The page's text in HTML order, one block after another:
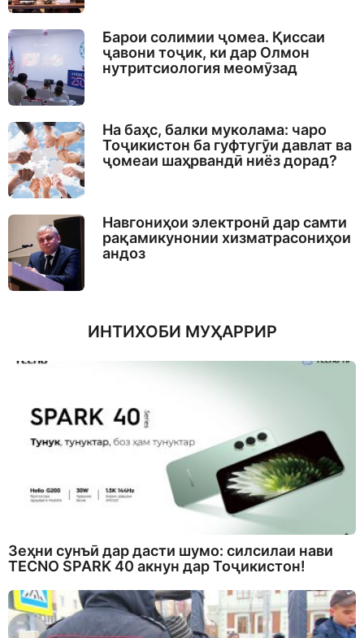
Барои солимии ҷомеа. Қиссаи
ҷавони тоҷик, ки дар Олмон
нутритсиология меомӯзад
На баҳс, балки муколама: чаро
Тоҷикистон ба гуфтугӯи давлат ва
ҷомеаи шаҳрвандӣ ниёз дорад?
Навгониҳои электронӣ дар самти
рақамикунонии хизматрасониҳои
андоз
ИНТИХОБИ МУҲАРРИР
Зеҳни сунъӣ дар дасти шумо: силсилаи нави
TECNO SPARK 40 акнун дар Тоҷикистон!